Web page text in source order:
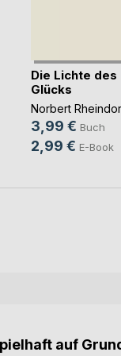
Die Lichte des
Glücks
Norbert
3,99 € Buch
2,99 € E-Book
auf